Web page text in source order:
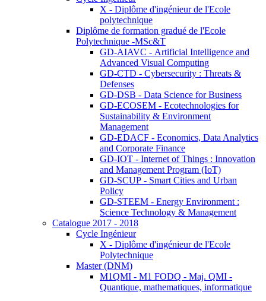
X - Diplôme d'ingénieur de l'Ecole
polytechnique
Diplôme de formation gradué de l'Ecole
Polytechnique -MSc&T
GD-AIAVC - Artificial Intelligence and
Advanced Visual Computing
GD-CTD - Cybersecurity : Threats &
Defenses
GD-DSB - Data Science for Business
GD-ECOSEM - Ecotechnologies for
Sustainability & Environment
Management
GD-EDACF - Economics, Data Analytics
and Corporate Finance
GD-IOT - Internet of Things : Innovation
and Management Program (IoT)
GD-SCUP - Smart Cities and Urban
Policy
GD-STEEM - Energy Environment :
Science Technology & Management
Catalogue 2017 - 2018
Cycle Ingénieur
X - Diplôme d'ingénieur de l'Ecole
Polytechnique
Master (DNM)
M1QMI - M1 FODQ - Maj. QMI -
Quantique, mathematiques, informatique